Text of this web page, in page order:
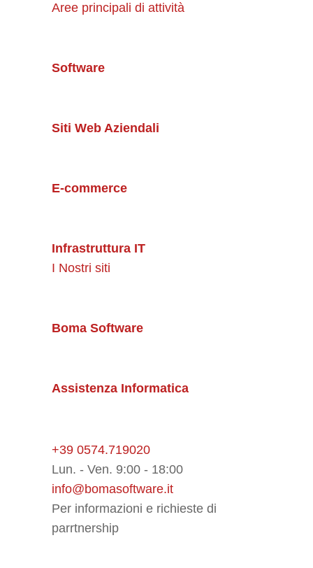
Aree principali di attività
Software
Siti Web Aziendali
E-commerce
Infrastruttura IT
I Nostri siti
Boma Software
Assistenza Informatica
+39 0574.719020
Lun. - Ven. 9:00 - 18:00
info@bomasoftware.it
Per informazioni e richieste di
parrtnership